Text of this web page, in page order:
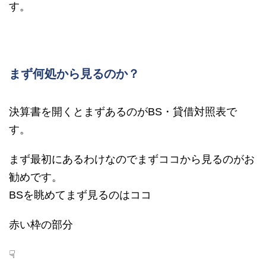
す。
まず何処から見るのか？
決算書を開くとまずあるのがBS・貸借対照表で
す。
まず最初にあるわけなのでまずココから見るのがお
勧めです。
BSを眺めてまず見るのはココ
赤い枠の部分
☟